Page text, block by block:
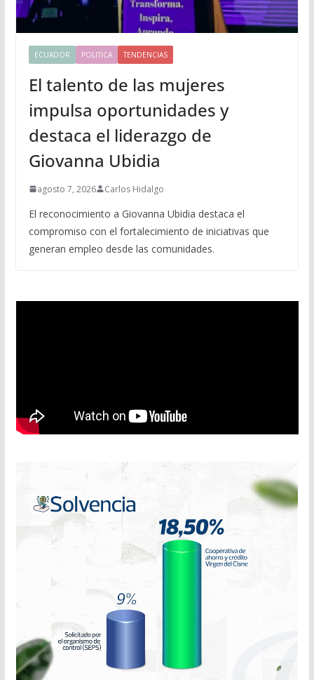
ECUADOR POLITICA TENDENCIAS
El talento de las mujeres
impulsa oportunidades y
destaca el liderazgo de
Giovanna Ubidia
agosto 7, 2026 Carlos Hidalgo
El reconocimiento a Giovanna Ubidia destaca el
compromiso con el fortalecimiento de iniciativas que
generan empleo desde las comunidades.